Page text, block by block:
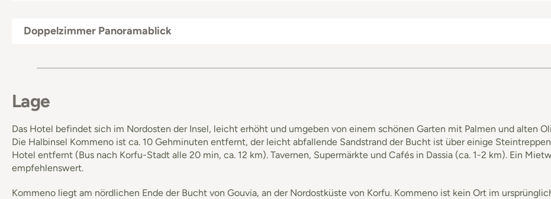
Doppelzimmer Panoramablick
Lage
Das Hotel befindet sich im Nordosten der Insel, leicht erhöht und umgeben von einem schönen Garten mit Palmen und alten
Die Halbinsel Kommeno ist ca. 10 Gehminuten entfernt, der leicht abfallende Sandstrand der Bucht ist über einige
Hotel entfernt (Bus nach Korfu-Stadt alle 20 min, ca. 12 km). Tavernen, Supermärkte und Cafés in Dassia (ca. 1-2 km). Ein
empfehlenswert.
Kommeno liegt am nördlichen Ende der Bucht von Gouvia, an der Nordostküste von Korfu. Kommeno ist kein Ort im